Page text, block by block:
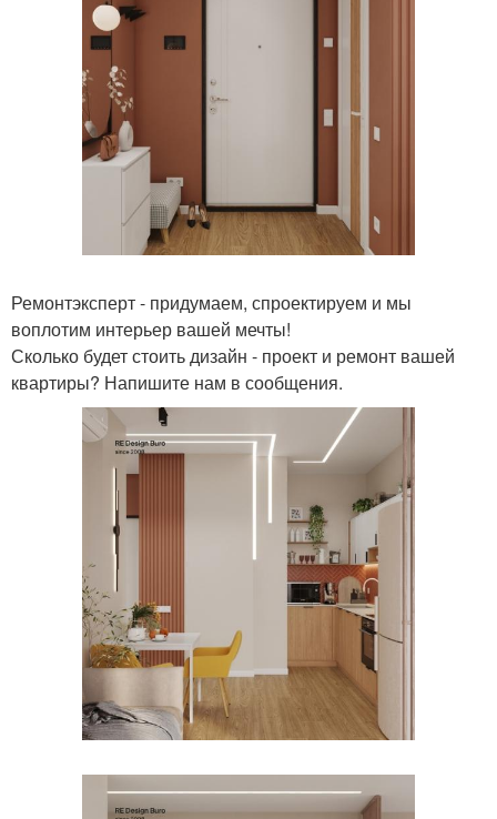
Ремонтэксперт - придумаем, спроектируем и мы
воплотим интерьер вашей мечты!
Сколько будет стоить дизайн - проект и ремонт вашей
квартиры? Напишите нам в сообщения.